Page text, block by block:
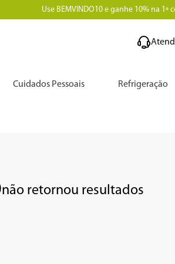
Use BEMVINDO10 e ganhe 10% na
Cuidados Pessoais Refrigeração
não retornou resultados